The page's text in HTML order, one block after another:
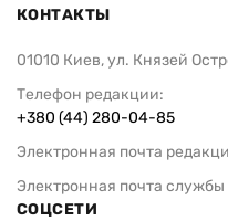
КОНТАКТЫ
01010 Киев, ул. Князей
Телефон редакции:
+380 (44) 280-04-85
Электронная почта
Электронная почта службы
СОЦСЕТИ